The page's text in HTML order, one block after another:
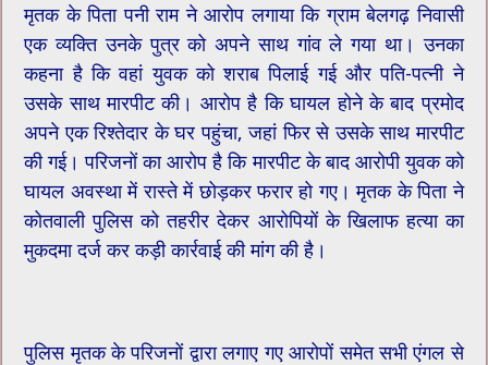
मृतक के पिता पनी राम ने आरोप लगाया कि ग्राम बेलगढ़ निवासी
एक व्यक्ति उनके पुत्र को अपने साथ गांव ले गया था। उनका
कहना है कि वहां युवक को शराब पिलाई गई और पति-पत्नी ने
उसके साथ मारपीट की। आरोप है कि घायल होने के बाद प्रमोद
अपने एक रिश्तेदार के घर पहुंचा, जहां फिर से उसके साथ मारपीट
की गई। परिजनों का आरोप है कि मारपीट के बाद आरोपी युवक को
घायल अवस्था में रास्ते में छोड़कर फरार हो गए। मृतक के पिता ने
कोतवाली पुलिस को तहरीर देकर आरोपियों के खिलाफ हत्या का
मुकदमा दर्ज कर कड़ी कार्रवाई की मांग की है।
पुलिस मृतक के परिजनों द्वारा लगाए गए आरोपों समेत सभी एंगल से